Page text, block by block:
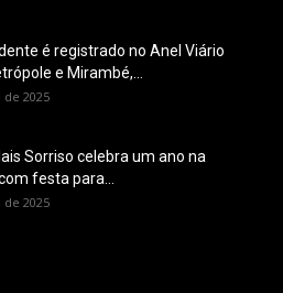
é registrado no Anel Viário
e Mirambé,...
2025
Sorriso celebra um ano na
festa para...
2025